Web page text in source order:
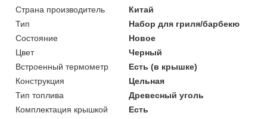
Страна производитель
Китай
Тип
Набор для гриля/барбекю
Состояние
Новое
Цвет
Черный
Встроенный термометр
Есть (в крышке)
Конструкция
Цельная
Тип топлива
Древесный уголь
Комплектация крышкой
Есть